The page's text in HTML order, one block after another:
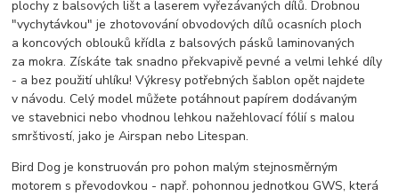
plochy z balsových lišt a laserem vyřezávaných dílů. Drobnou
"vychytávkou" je zhotovování obvodových dílů ocasních ploch
a koncových oblouků křídla z balsových pásků laminovaných
za mokra. Získáte tak snadno překvapivě pevné a velmi lehké díly
- a bez použití uhlíku! Výkresy potřebných šablon opět najdete
v návodu. Celý model můžete potáhnout papírem dodávaným
ve stavebnici nebo vhodnou lehkou nažehlovací fólií s malou
smrštivostí, jako je Airspan nebo Litespan.
Bird Dog je konstruován pro pohon malým stejnosměrným
motorem s převodovkou - např. pohonnou jednotkou GWS, která